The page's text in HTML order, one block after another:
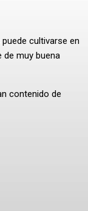
cultivarse en
de muy buena
contenido de